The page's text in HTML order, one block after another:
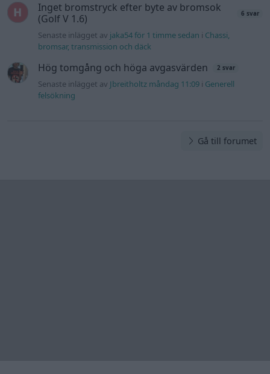
Inget bromstryck efter byte av bromsok
(Golf V 1.6)
6 svar
Senaste inlägget av jaka54 för 1 timme sedan i Chassi,
bromsar, transmission och däck
Hög tomgång och höga avgasvärden 2 svar
Senaste inlägget av Jbreitholtz måndag 11:09 i Generell
felsökning
Gå till forumet